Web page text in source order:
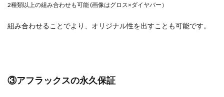
2種類以上の組み合わせも可能 (画像はグロス×ダイヤバー）
組み合わせることでより、オリジナル性を出すことも可能です。
③アフラックスの永久保証